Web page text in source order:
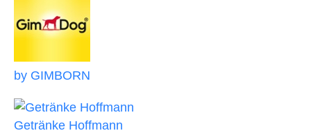
by GIMBORN
Getränke Hoffmann